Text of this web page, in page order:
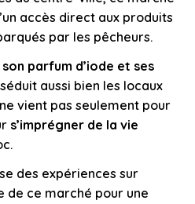
accès direct aux produits
par les pêcheurs.
parfum d’iode et ses
aussi bien les locaux
vient pas seulement pour
s’imprégner de la vie
des expériences sur
de ce marché pour une